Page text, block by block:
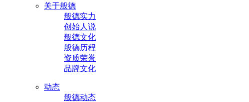
关于般德
般德实力
创始人说
般德文化
般德历程
资质荣誉
品牌文化
动态
般德动态